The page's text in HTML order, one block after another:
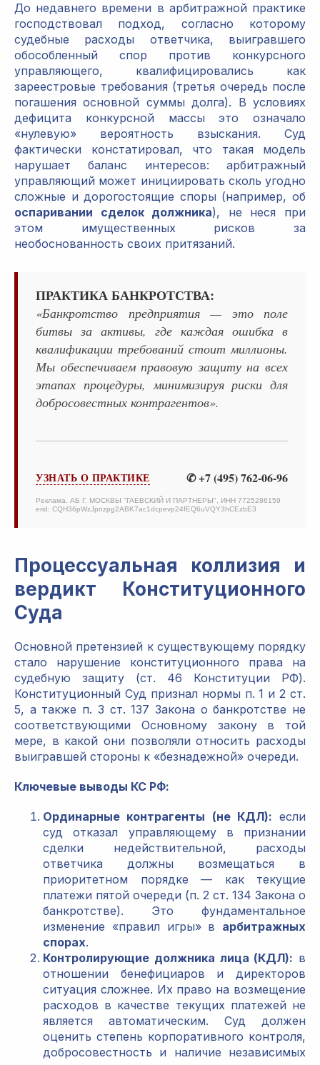
До недавнего времени в арбитражной практике
господствовал подход, согласно которому
судебные расходы ответчика, выигравшего
обособленный спор против конкурсного
управляющего, квалифицировались как
зареестровые требования (третья очередь после
погашения основной суммы долга). В условиях
дефицита конкурсной массы это означало
«нулевую» вероятность взыскания. Суд
фактически констатировал, что такая модель
нарушает баланс интересов: арбитражный
управляющий может инициировать сколь угодно
сложные и дорогостоящие споры (например, об
оспаривании сделок должника), не неся при
этом имущественных рисков за
необоснованность своих притязаний.
ПРАКТИКА БАНКРОТСТВА:
«Банкротство предприятия — это поле
битвы за активы, где каждая ошибка в
квалификации требований стоит миллионы.
Мы обеспечиваем правовую защиту на всех
этапах процедуры, минимизируя риски для
добросовестных контрагентов».
УЗНАТЬ О ПРАКТИКЕ ✆ +7 (495) 762-06-96
Реклама. АБ Г. МОСКВЫ "ГАЕВСКИЙ И ПАРТНЕРЫ", ИНН 7725286159
erid: CQH36pWzJpnzpg2ABK7ac1dcpevp24fEQ6uVQY3hCEzbE3
Процессуальная коллизия и
вердикт Конституционного
Суда
Основной претензией к существующему порядку
стало нарушение конституционного права на
судебную защиту (ст. 46 Конституции РФ).
Конституционный Суд признал нормы п. 1 и 2 ст.
5, а также п. 3 ст. 137 Закона о банкротстве не
соответствующими Основному закону в той
мере, в какой они позволяли относить расходы
выигравшей стороны к «безнадежной» очереди.
Ключевые выводы КС РФ:
Ординарные контрагенты (не КДЛ): если
суд отказал управляющему в признании
сделки недействительной, расходы
ответчика должны возмещаться в
приоритетном порядке — как текущие
платежи пятой очереди (п. 2 ст. 134 Закона о
банкротстве). Это фундаментальное
изменение «правил игры» в арбитражных
спорах.
Контролирующие должника лица (КДЛ): в
отношении бенефициаров и директоров
ситуация сложнее. Их право на возмещение
расходов в качестве текущих платежей не
является автоматическим. Суд должен
оценить степень корпоративного контроля,
добросовестность и наличие независимых